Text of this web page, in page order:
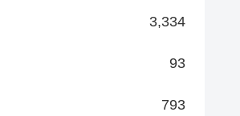
3,334
93
793